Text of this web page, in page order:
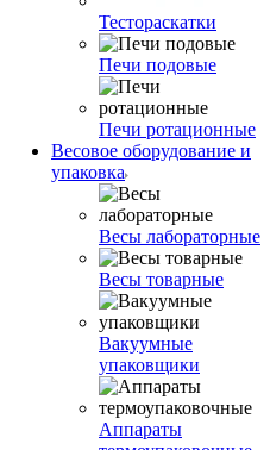
Тестораскатки
Печи подовые
Печи ротационные
Весовое оборудование и
упаковка
Весы лабораторные
Весы товарные
Вакуумные
упаковщики
Аппараты